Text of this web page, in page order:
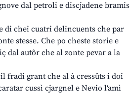
dal petroli e discjadene bramis
di chei cuatri delincuents che par
stesse. Che po cheste storie e
dal autôr che al zonte pevar a la
fradi grant che al à cressûts i doi
cussì cjargnel e Nevio l‘amì